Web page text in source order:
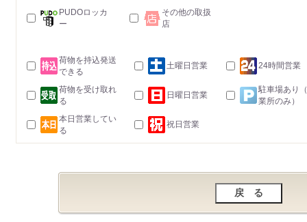
PUDOロッカ
ー
その他の取扱
店
荷物を持込発送
できる
土曜日営業 24時間営業
荷物を受け取れ
る
日曜日営業
駐車場あり
業所のみ）
本日営業してい
る
祝日営業